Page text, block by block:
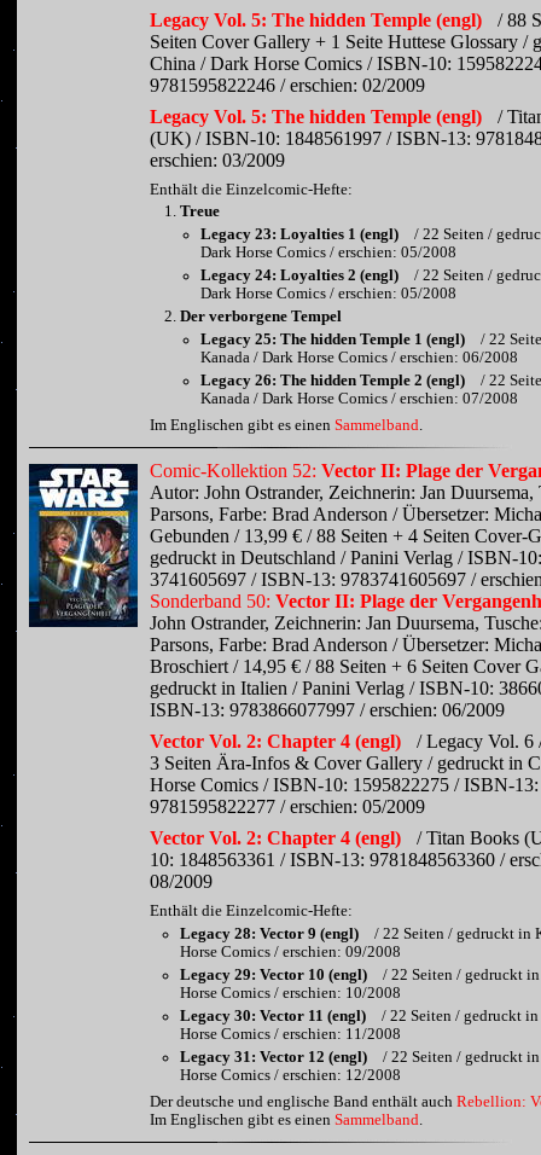
Legacy Vol. 5: The hidden Temple (engl)
/ 88
Seiten Cover Gallery + 1 Seite Huttese Glossary /
China / Dark Horse Comics / ISBN-10:
9781595822246 / erschien: 02/2009
Legacy Vol. 5: The hidden Temple (engl)
/
(UK) / ISBN-10: 1848561997 / ISBN-13:
erschien: 03/2009
Enthält die Einzelcomic-Hefte:
Treue
Legacy 23: Loyalties 1 (engl)
/ 22 Seiten /
Dark Horse Comics / erschien: 05/2008
Legacy 24: Loyalties 2 (engl)
/ 22 Seiten /
Dark Horse Comics / erschien: 05/2008
Der verborgene Tempel
Legacy 25: The hidden Temple 1 (engl)
/ 22
Kanada / Dark Horse Comics / erschien: 06/2008
Legacy 26: The hidden Temple 2 (engl)
/ 22
Kanada / Dark Horse Comics / erschien: 07/2008
Im Englischen gibt es einenSammelband.
Comic-Kollektion 52:Vector II: Plage der
Autor: John Ostrander, Zeichnerin: Jan Duursema,
Parsons, Farbe: Brad Anderson / Übersetzer:
Gebunden / 13,99 € / 88 Seiten + 4 Seiten Cover-
gedruckt in Deutschland / Panini Verlag / ISBN-
3741605697 / ISBN-13: 9783741605697 /
Sonderband 50:Vector II: Plage der
John Ostrander, Zeichnerin: Jan Duursema,
Parsons, Farbe: Brad Anderson / Übersetzer:
Broschiert / 14,95 € / 88 Seiten + 6 Seiten Cover
gedruckt in Italien / Panini Verlag / ISBN-10:
ISBN-13: 9783866077997 / erschien: 06/2009
Vector Vol. 2: Chapter 4 (engl)
/ Legacy Vol. 6
3 Seiten Ära-Infos & Cover Gallery / gedruckt in
Horse Comics / ISBN-10: 1595822275 / ISBN-13:
9781595822277 / erschien: 05/2009
Vector Vol. 2: Chapter 4 (engl)
/ Titan Books
10: 1848563361 / ISBN-13: 9781848563360 /
08/2009
Enthält die Einzelcomic-Hefte:
Legacy 28: Vector 9 (engl)
/ 22 Seiten / gedruckt in
Horse Comics / erschien: 09/2008
Legacy 29: Vector 10 (engl)
/ 22 Seiten / gedruckt
Horse Comics / erschien: 10/2008
Legacy 30: Vector 11 (engl)
/ 22 Seiten / gedruckt
Horse Comics / erschien: 11/2008
Legacy 31: Vector 12 (engl)
/ 22 Seiten / gedruckt
Horse Comics / erschien: 12/2008
Der deutsche und englische Band enthält auchRebellion:
Im Englischen gibt es einenSammelband.